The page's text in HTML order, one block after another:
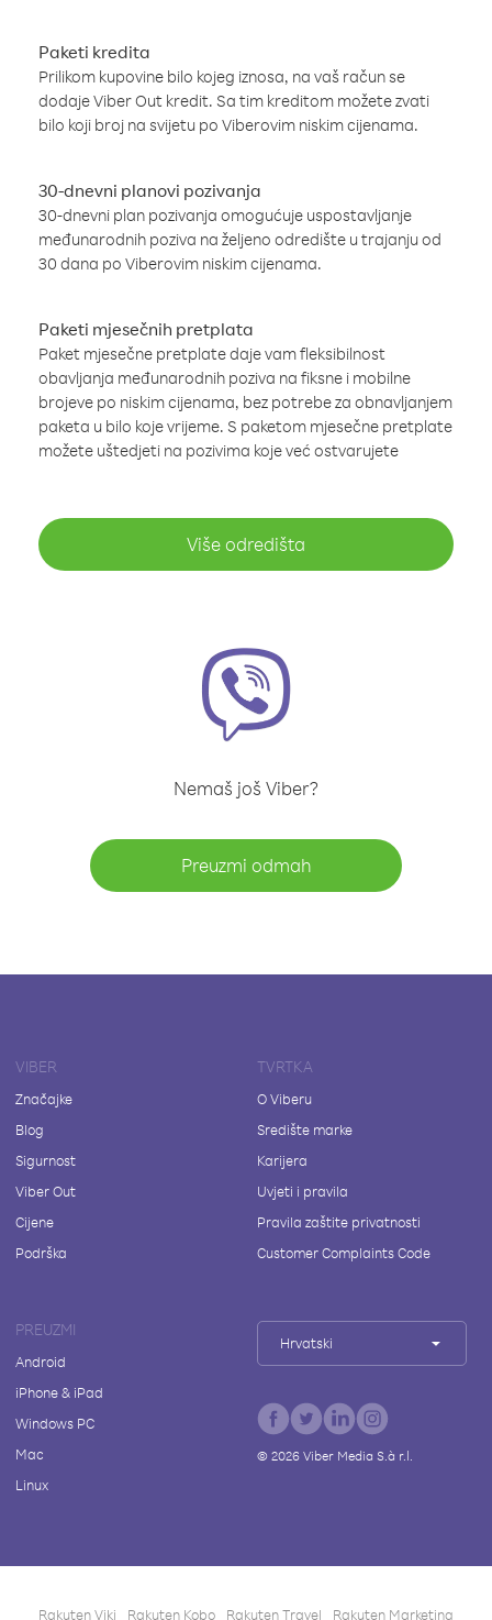
Paketi kredita
Prilikom kupovine bilo kojeg iznosa, na vaš račun se
dodaje Viber Out kredit. Sa tim kreditom možete zvati
bilo koji broj na svijetu po Viberovim niskim cijenama.
30-dnevni planovi pozivanja
30-dnevni plan pozivanja omogućuje uspostavljanje
međunarodnih poziva na željeno odredište u trajanju od
30 dana po Viberovim niskim cijenama.
Paketi mjesečnih pretplata
Paket mjesečne pretplate daje vam fleksibilnost
obavljanja međunarodnih poziva na fiksne i mobilne
brojeve po niskim cijenama, bez potrebe za obnavljanjem
paketa u bilo koje vrijeme. S paketom mjesečne pretplate
možete uštedjeti na pozivima koje već ostvarujete
Više odredišta
Nemaš još Viber?
Preuzmi odmah
VIBER
Značajke
Blog
Sigurnost
Viber Out
Cijene
Podrška
TVRTKA
O Viberu
Središte marke
Karijera
Uvjeti i pravila
Pravila zaštite privatnosti
Customer Complaints Code
PREUZMI
Android
iPhone & iPad
Windows PC
Mac
Linux
Hrvatski
© 2026Viber Media S.à r.l.
Rakuten Viki Rakuten Kobo Rakuten Travel Rakuten Marketing